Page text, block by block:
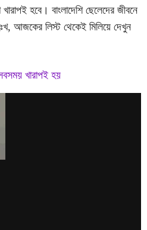
হবে। বাংলাদেশি ছেলেদের জীবনে
আজকের লিস্ট থেকেই মিলিয়ে দেখুন
খারাপই হয়